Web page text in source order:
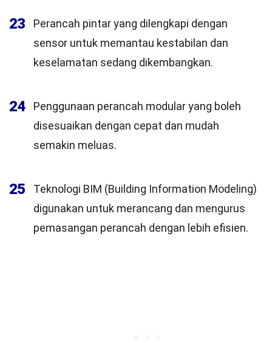
23
Perancah pintar yang dilengkapi dengan
sensor untuk memantau kestabilan dan
keselamatan sedang dikembangkan.
24
Penggunaan perancah modular yang boleh
disesuaikan dengan cepat dan mudah
semakin meluas.
25
Teknologi BIM (Building Information Modeling)
digunakan untuk merancang dan mengurus
pemasangan perancah dengan lebih efisien.